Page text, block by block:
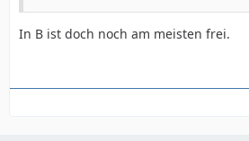
In B ist doch noch am meisten frei.